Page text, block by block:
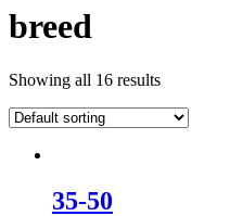
breed
Showing all 16 results
35-50